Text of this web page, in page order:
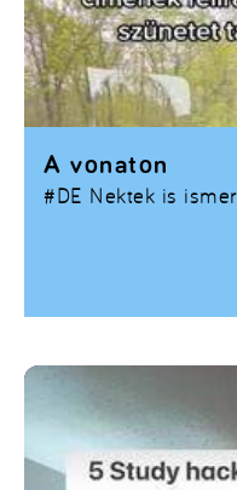
#DE Nektek is
A vonaton